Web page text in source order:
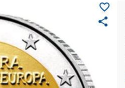
share
favorite_border